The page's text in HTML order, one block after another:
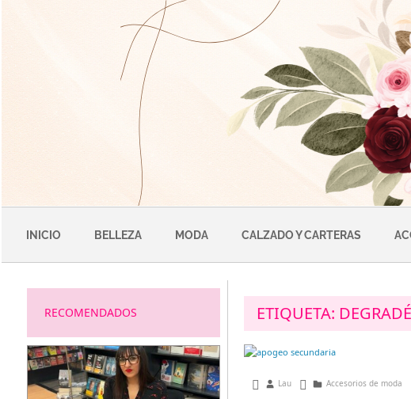
INICIO BELLEZA MODA CALZADO Y CARTERAS
ETIQUETA: DEGRADÉ
marzo 28, 2013
Lau Accesorios de moda
RECOMENDADOS